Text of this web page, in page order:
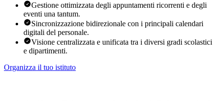
Gestione ottimizzata degli appuntamenti ricorrenti e degli
eventi una tantum.
Sincronizzazione bidirezionale con i principali calendari
digitali del personale.
Visione centralizzata e unificata tra i diversi gradi scolastici
e dipartimenti.
Organizza il tuo istituto